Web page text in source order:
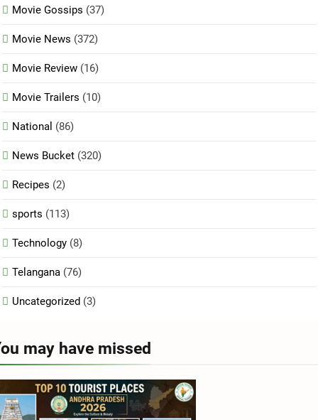
Movie Gossips (37)
Movie News (372)
Movie Review (16)
Movie Trailers (10)
National (86)
News Bucket (320)
Recipes (2)
sports (113)
Technology (8)
Telangana (76)
Uncategorized (3)
may have missed